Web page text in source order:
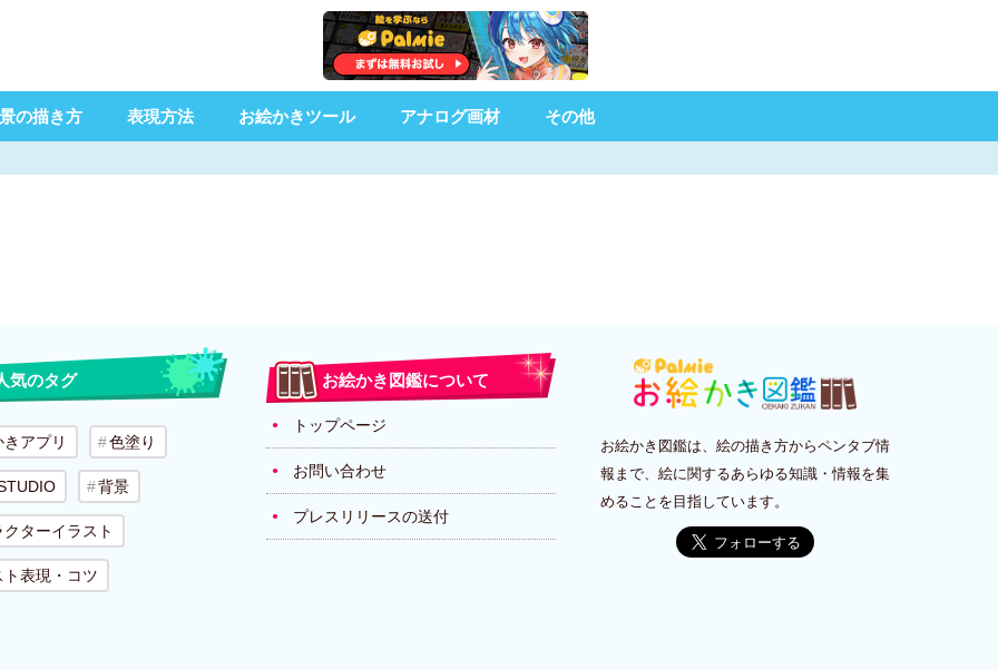
の描き方 表現方法 お絵かきツール アナログ画材 その他
気のタグ
アプリ 色塗り
背景
ターイラスト
ト表現・コツ
お絵かき図鑑について
トップページ
お問い合わせ
プレスリリースの送付
お絵かき図鑑は、絵の描き方からペンタブ情
報まで、絵に関するあらゆる知識・情報を集
めることを目指しています。